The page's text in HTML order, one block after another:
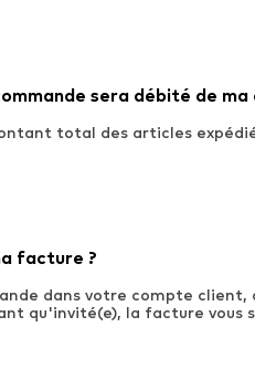
sera débité de
total des articles
facture ?
dans votre compte client,
qu'invité(e), la facture vous